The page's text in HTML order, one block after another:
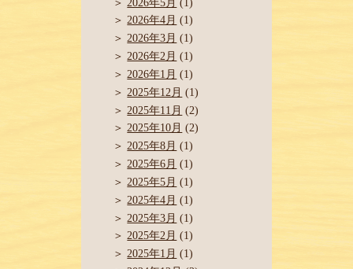
2026年5月 (1)
2026年4月 (1)
2026年3月 (1)
2026年2月 (1)
2026年1月 (1)
2025年12月 (1)
2025年11月 (2)
2025年10月 (2)
2025年8月 (1)
2025年6月 (1)
2025年5月 (1)
2025年4月 (1)
2025年3月 (1)
2025年2月 (1)
2025年1月 (1)